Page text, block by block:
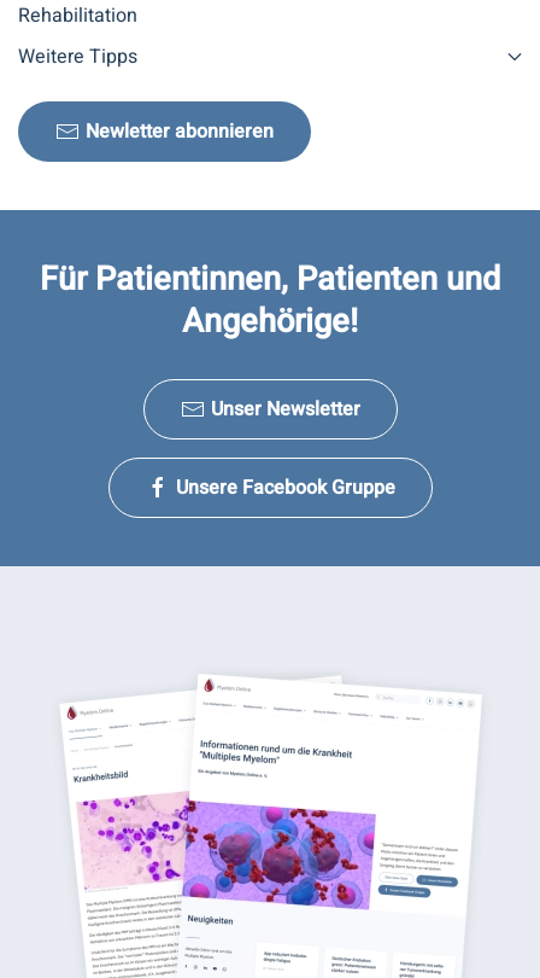
Rehabilitation
Weitere Tipps
Newletter abonnieren
Für Patientinnen, Patienten und
Angehörige!
Unser Newsletter
Unsere Facebook Gruppe